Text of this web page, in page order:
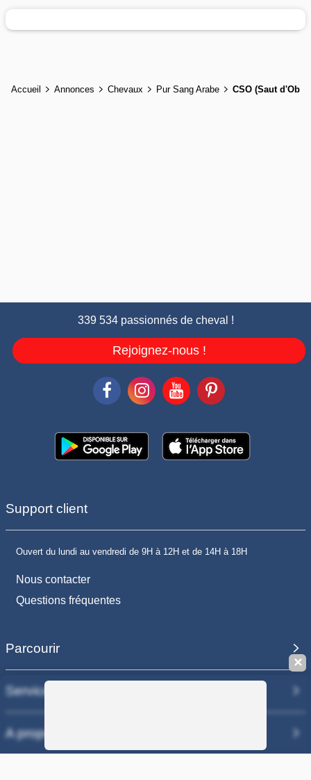
Accueil Annonces Chevaux Pur Sang Arabe CSO (Saut
339 534 passionnés de cheval !
Rejoignez-nous !
Support client
Ouvert du lundi au vendredi de 9H à 12H et de 14H à 18H
Nous contacter
Questions fréquentes
Parcourir
Services
A propos
✕